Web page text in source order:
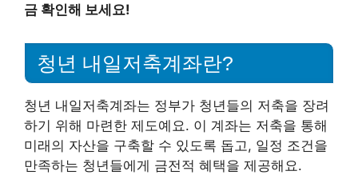
금 확인해 보세요!
청년 내일저축계좌란?
청년 내일저축계좌는 정부가 청년들의 저축을 장려
하기 위해 마련한 제도예요. 이 계좌는 저축을 통해
미래의 자산을 구축할 수 있도록 돕고, 일정 조건을
만족하는 청년들에게 금전적 혜택을 제공해요.